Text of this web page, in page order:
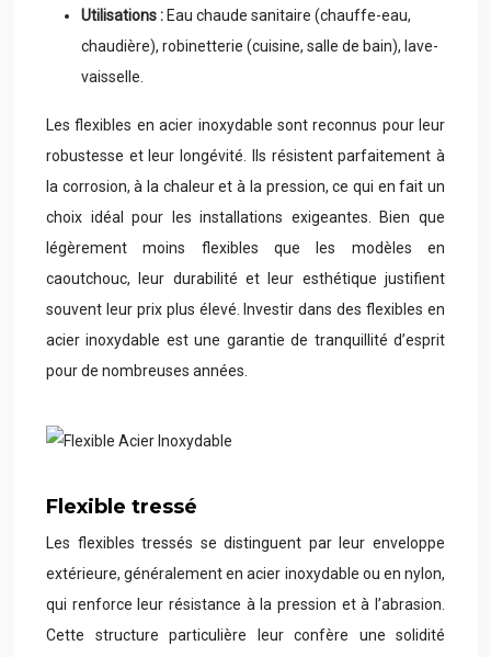
Utilisations : Eau chaude sanitaire (chauffe-eau,
chaudière), robinetterie (cuisine, salle de bain), lave-
vaisselle.
Les flexibles en acier inoxydable sont reconnus pour leur
robustesse et leur longévité. Ils résistent parfaitement à
la corrosion, à la chaleur et à la pression, ce qui en fait un
choix idéal pour les installations exigeantes. Bien que
légèrement moins flexibles que les modèles en
caoutchouc, leur durabilité et leur esthétique justifient
souvent leur prix plus élevé. Investir dans des flexibles en
acier inoxydable est une garantie de tranquillité d’esprit
pour de nombreuses années.
Flexible tressé
Les flexibles tressés se distinguent par leur enveloppe
extérieure, généralement en acier inoxydable ou en nylon,
qui renforce leur résistance à la pression et à l’abrasion.
Cette structure particulière leur confère une solidité